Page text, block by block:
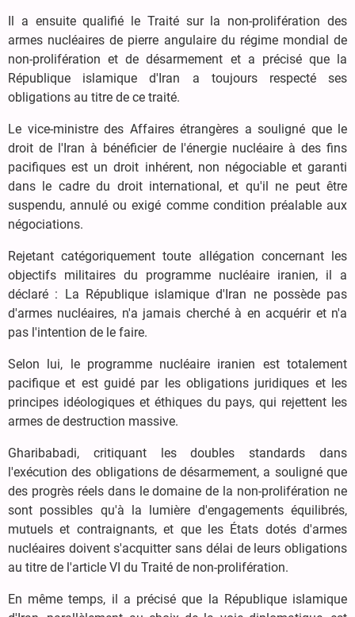
Il a ensuite qualifié le Traité sur la non-prolifération des
armes nucléaires de pierre angulaire du régime mondial de
non-prolifération et de désarmement et a précisé que la
République islamique d'Iran a toujours respecté ses
obligations au titre de ce traité.
Le vice-ministre des Affaires étrangères a souligné que le
droit de l'Iran à bénéficier de l'énergie nucléaire à des fins
pacifiques est un droit inhérent, non négociable et garanti
dans le cadre du droit international, et qu'il ne peut être
suspendu, annulé ou exigé comme condition préalable aux
négociations.
Rejetant catégoriquement toute allégation concernant les
objectifs militaires du programme nucléaire iranien, il a
déclaré : La République islamique d'Iran ne possède pas
d'armes nucléaires, n'a jamais cherché à en acquérir et n'a
pas l'intention de le faire.
Selon lui, le programme nucléaire iranien est totalement
pacifique et est guidé par les obligations juridiques et les
principes idéologiques et éthiques du pays, qui rejettent les
armes de destruction massive.
Gharibabadi, critiquant les doubles standards dans
l'exécution des obligations de désarmement, a souligné que
des progrès réels dans le domaine de la non-prolifération ne
sont possibles qu'à la lumière d'engagements équilibrés,
mutuels et contraignants, et que les États dotés d'armes
nucléaires doivent s'acquitter sans délai de leurs obligations
au titre de l'article VI du Traité de non-prolifération.
En même temps, il a précisé que la République islamique